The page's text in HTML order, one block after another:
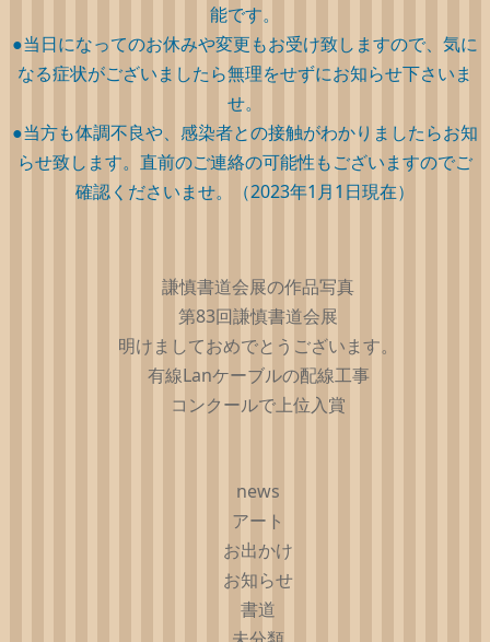
能です。
●当日になってのお休みや変更もお受け致しますので、気に
なる症状がございましたら無理をせずにお知らせ下さいま
せ。
●当方も体調不良や、感染者との接触がわかりましたらお知
らせ致します。直前のご連絡の可能性もございますのでご
確認くださいませ。（2023年1月1日現在）
謙慎書道会展の作品写真
第83回謙慎書道会展
明けましておめでとうございます。
有線Lanケーブルの配線工事
コンクールで上位入賞
news
アート
お出かけ
お知らせ
書道